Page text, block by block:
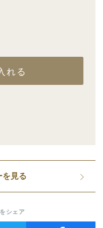
れる
を見る
シェア